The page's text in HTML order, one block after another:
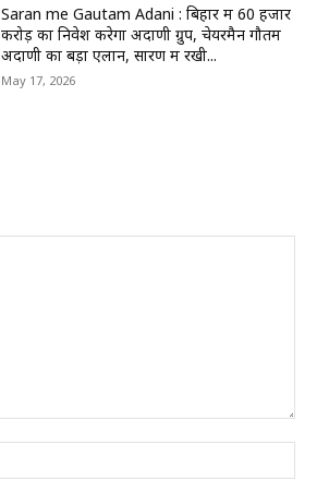
Saran me Gautam Adani : बिहार में 60 हजार
करोड़ का निवेश करेगा अदाणी ग्रुप, चेयरमैन गौतम
अदाणी का बड़ा एलान, सारण में रखी...
May 17, 2026